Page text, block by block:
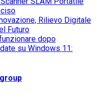
Rilievo Digitale
Futuro
dopo
su Windows 11: